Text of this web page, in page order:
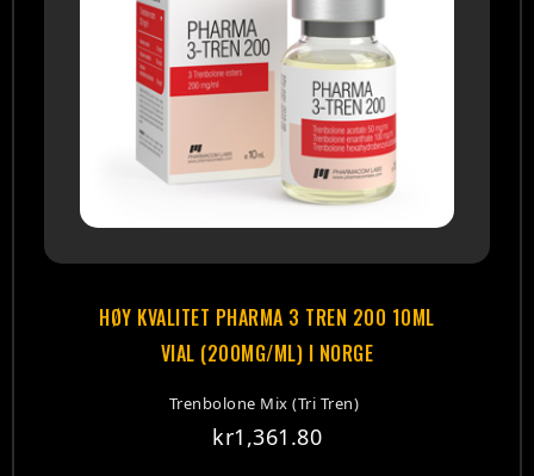
HØY KVALITET PHARMA 3 TREN 200 10ML
VIAL (200MG/ML) I NORGE
Trenbolone Mix (Tri Tren)
kr1,361.80